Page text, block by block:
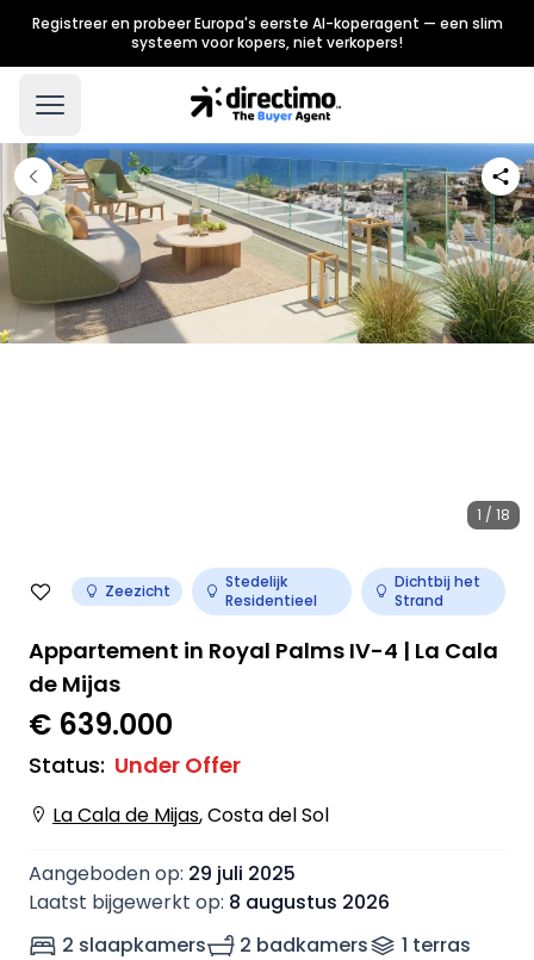
Registreer en probeer Europa's eerste AI-koperagent — een slim
systeem voor kopers, niet verkopers!
1 / 18
Zeezicht
Stedelijk
Residentieel
Dichtbij het
Strand
Appartement in Royal Palms IV-4 | La Cala
de Mijas
€ 639.000
Status: Under Offer
La Cala de Mijas,Costa del Sol
Aangeboden op: 29 juli 2025
Laatst bijgewerkt op: 8 augustus 2026
2 slaapkamers
2 badkamers 1 terras